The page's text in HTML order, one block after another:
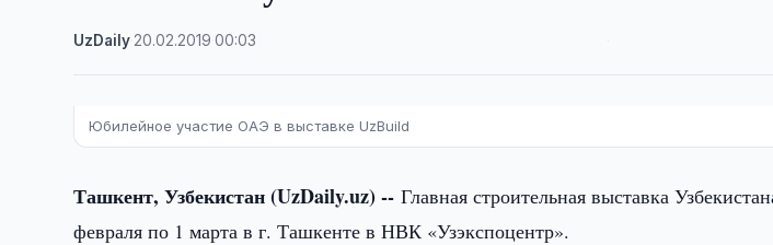
UzDaily 20.02.2019 ·00:03
Юбилейное участие ОАЭ в выставке UzBuild
Ташкент, Узбекистан (UzDaily.uz) --Главная строительная выставка
февраля по 1 марта в г. Ташкенте в НВК «Узэкспоцентр».